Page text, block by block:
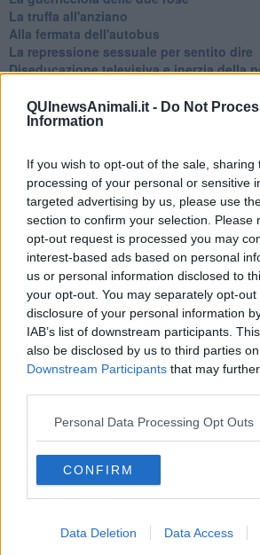
QUInewsAnimali.it - Do Not
Information
If you wish to opt-out of the sale, sharing
processing of your personal or sensitive
targeted advertising by us, please use
section to confirm your selection. Please
opt-out request is processed you may
interest-based ads based on personal
us or personal information disclosed to
your opt-out. You may separately opt-
disclosure of your personal information
IAB’s list of downstream participants.
also be disclosed by us to third parties
Downstream Participants that may
Personal Data Processing Opt Outs
CONFIRM
Data Deletion Data Access
La truffa all'anziano
Alla fermata dell'autobus
La repressione sessuale per sentito dire
Diseducazione televisiva e inerzia della
Esequie solenni
Nostalgia del sangue blu
Non avere e non essere
Armiamoci e... avviatevi
Da Capodanno a Carnevale
Schizzi di fango
Sor-riso amaro
Fine anno al ristorante
La festa di Capodanno
Natale 2024
Re e regnanti
A noi interessa il dito non la luna
Come rubare allo stato e vivere felici
Una performance
Il compagno
Passato, presente, futuro
La virtù del non fare
Il giorno dei saldi
L'ultimo post
Leggendo l'Eneide
Il decalogo del politico